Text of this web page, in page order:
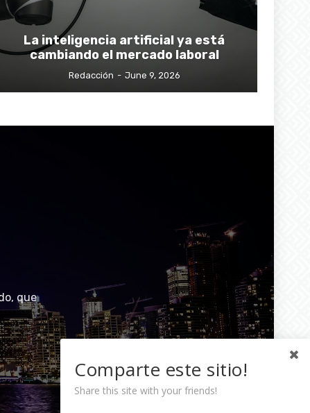
La inteligencia artificial ya está
cambiando el mercado laboral
Redacción - June 9, 2026
que
Comparte este sitio!
Share this site with your friends!